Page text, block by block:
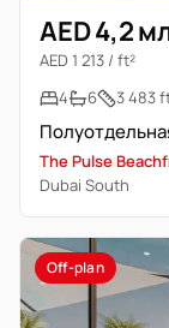
AED 4,2
AED 1 213 / ft²
4
6 3 483
The Pulse
Dubai South
Off-plan